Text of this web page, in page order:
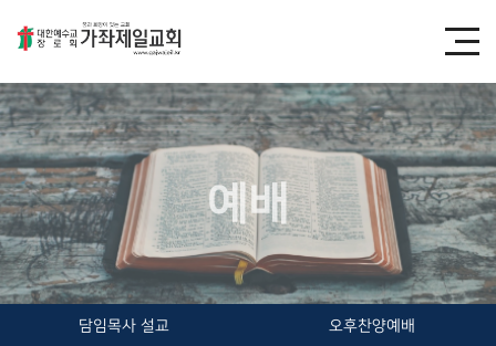
예배
담임목사 설교 오후찬양예배